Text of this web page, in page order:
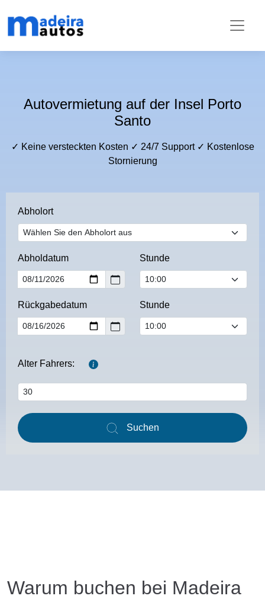
Autovermietung auf der Insel Porto
Santo
✓ Keine versteckten Kosten ✓ 24/7 Support ✓ Kostenlose
Stornierung
Abholort
Abholdatum Stunde
Rückgabedatum Stunde
Alter Fahrers:
Suchen
Warum buchen bei Madeira